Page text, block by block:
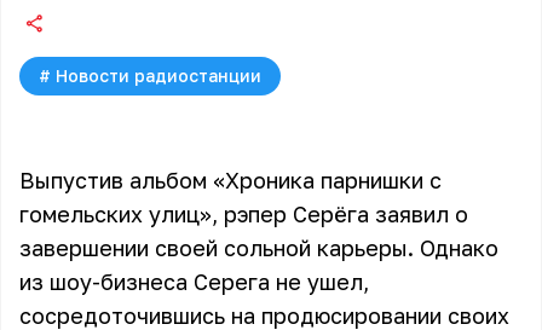
# Новости радиостанции
Выпустив альбом «Хроника парнишки с
гомельских улиц», рэпер Серёга заявил о
завершении своей сольной карьеры. Однако
из шоу-бизнеса Серега не ушел,
сосредоточившись на продюсировании своих